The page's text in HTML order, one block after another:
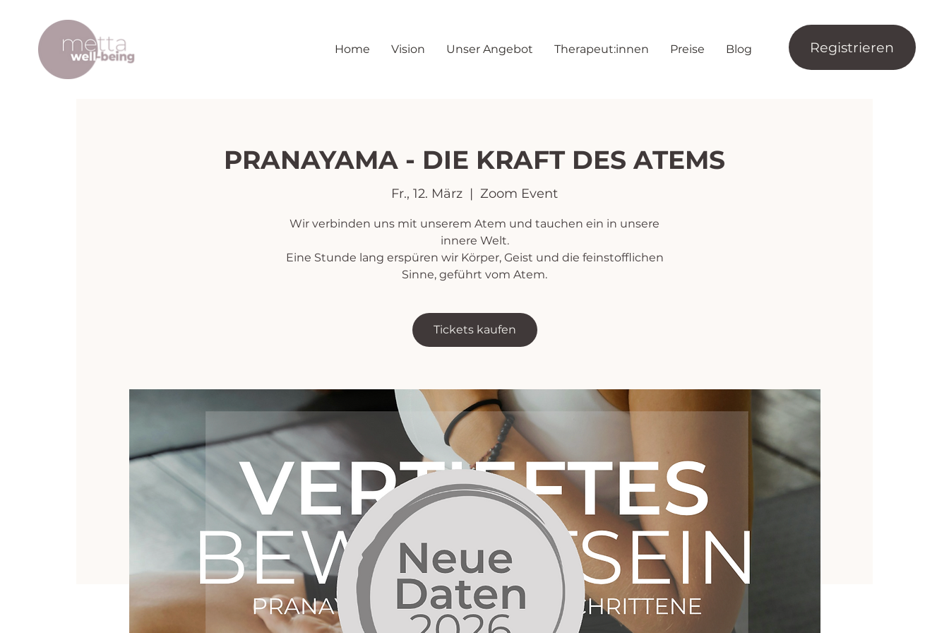
Home Vision Unser Angebot Therapeut:innen Preise Blog Registrieren
PRANAYAMA - DIE KRAFT DES ATEMS
Fr., 12. März
  |
Zoom Event
Wir verbinden uns mit unserem Atem und tauchen ein in unsere
innere Welt.
Eine Stunde lang erspüren wir Körper, Geist und die feinstofflichen
Sinne, geführt vom Atem.
Tickets kaufen